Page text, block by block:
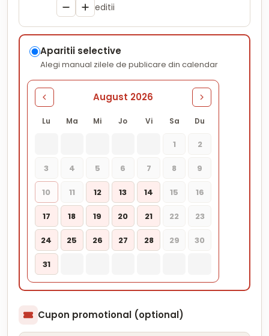
editii
Aparitii selective
Alegi manual zilele de publicare din calendar
August 2026
Lu Ma Mi Jo Vi Sa Du
1 2
3 4 5 6 7 8 9
10 11 12 13 14 15 16
17 18 19 20 21 22 23
24 25 26 27 28 29 30
31
Cupon promotional (optional)